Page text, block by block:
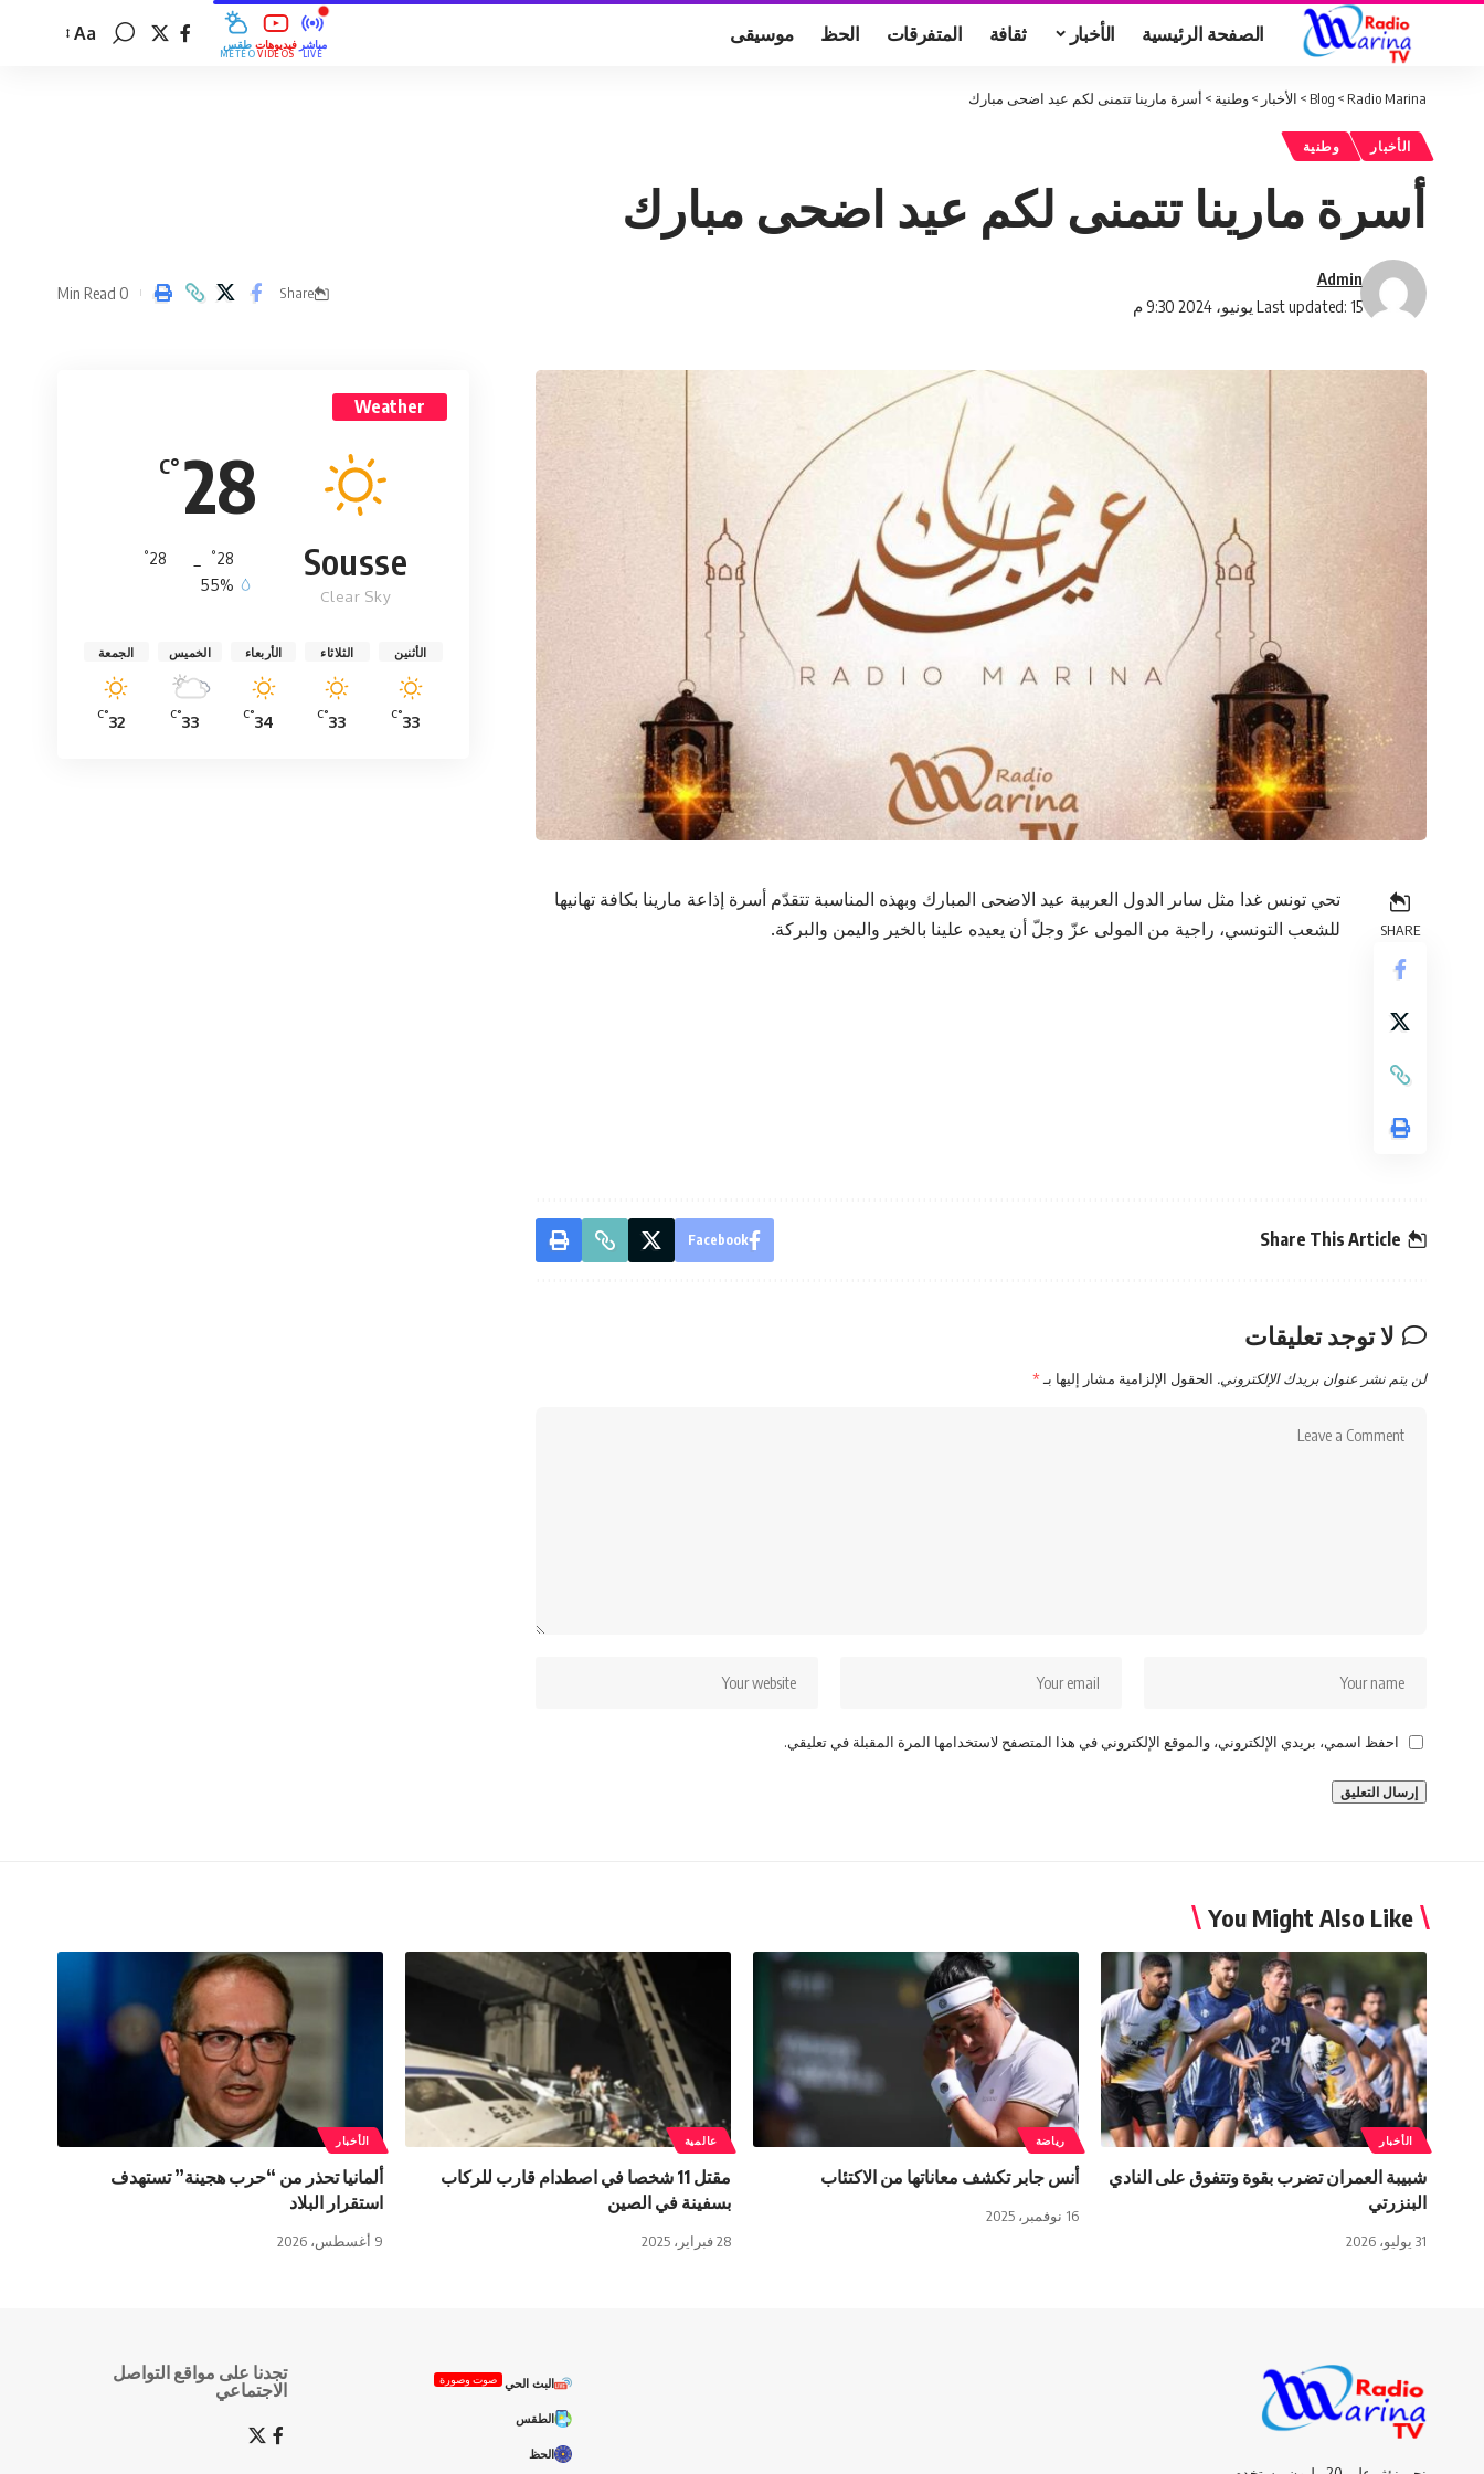
الصفحة الرئيسية الأخبار ثقافة المتفرقات الحظ موسيقى طقس
MÉTÉO
فيديوهات
VIDÉOS
مباشر
LIVE
Aa
Radio Marina
>
Blog
> الأخبار >وطنية > أسرة مارينا تتمنى لكم عيد اضحى مبارك
الأخبار وطنية
أسرة مارينا تتمنى لكم عيد اضحى مبارك
Last updated: 15 يونيو، 2024 9:30 م
Admin
Share
0 Min Read
SHARE
تحي تونس غدا مثل ساىر الدول العربية عيد الاضحى المبارك وبهذه المناسبة تتقدّم أسرة إذاعة مارينا بكافة تهانيها
للشعب التونسي، راجية من المولى عزّ وجلّ أن يعيده علينا بالخير واليمن والبركة.
Share This Article
Facebook
لا توجد تعليقات
لن يتم نشر عنوان بريدك الإلكتروني. الحقول الإلزامية مشار إليها بـ*
احفظ اسمي، بريدي الإلكتروني، والموقع الإلكتروني في هذا المتصفح لاستخدامها المرة المقبلة في تعليقي.
Weather
28
°C
Sousse
Clear Sky
28
°
28
°
55%
الأثنين
33
°C
الثلاثاء
33
°C
الأربعاء
34
°C
الخميس
33
°C
الجمعة
32
°C
You Might Also Like
الأخبار
شبيبة العمران تضرب بقوة وتتفوق على النادي
البنزرتي
31 يوليو، 2026
رياضة
أنس جابر تكشف معاناتها من الاكتئاب
16 نوفمبر، 2025
عالمية
مقتل 11 شخصا في اصطدام قارب للركاب
بسفينة في الصين
28 فبراير، 2025
الأخبار
ألمانيا تحذر من “حرب هجينة” تستهدف
استقرار البلاد
9 أغسطس، 2026
البث الحي صوت وصورة
الطقس
الحظ
تجدنا على مواقع التواصل
الاجتماعي